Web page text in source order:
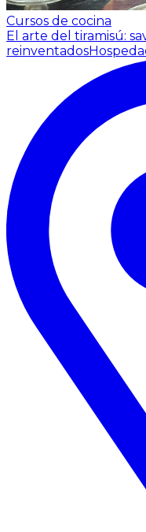
Cursos de cocina
El arte del tiramisú:
reinventados